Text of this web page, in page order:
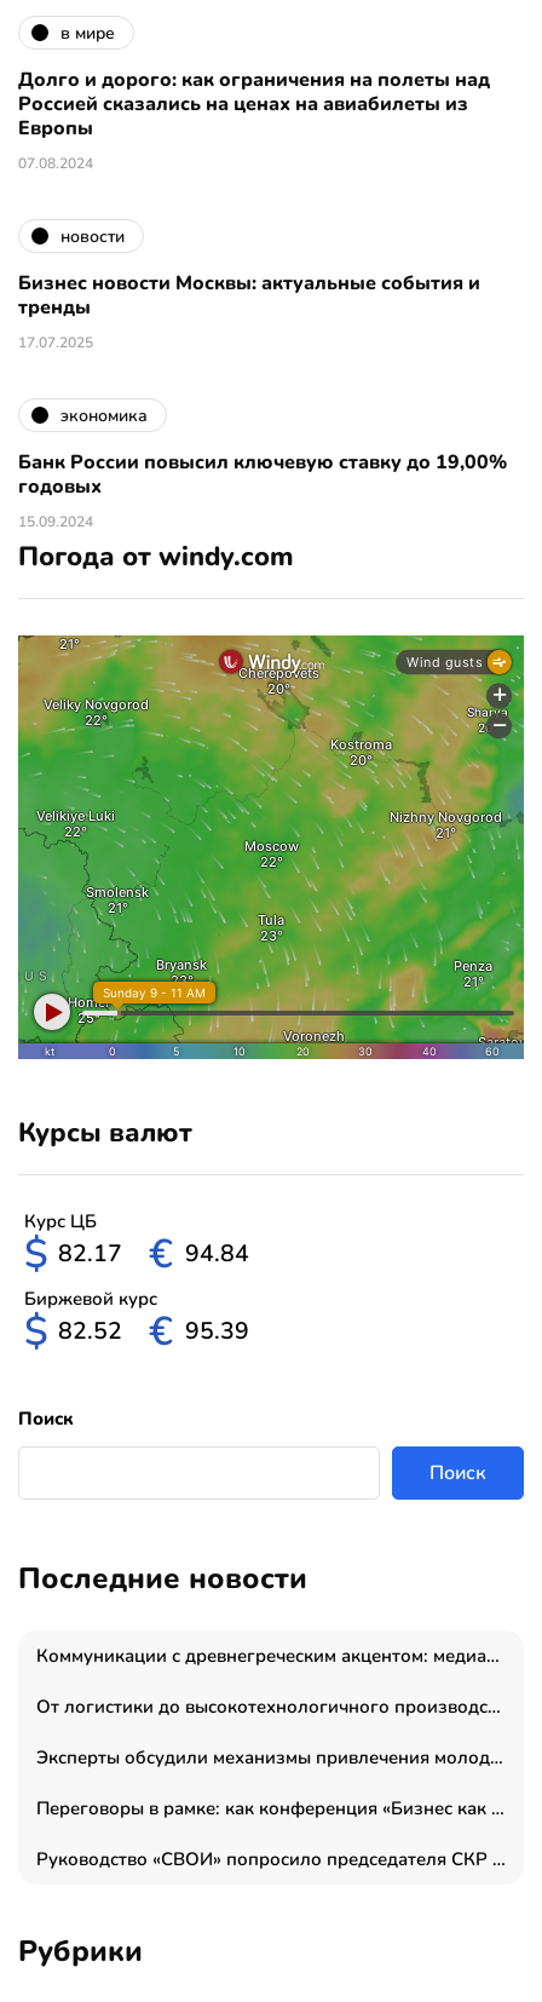
в мире
Долго и дорого: как ограничения на полеты над
Россией сказались на ценах на авиабилеты из
Европы
07.08.2024
новости
Бизнес новости Москвы: актуальные события и
тренды
17.07.2025
экономика
Банк России повысил ключевую ставку до 19,00%
годовых
15.09.2024
Погода от windy.com
Курсы валют
Курс ЦБ
$ 82.17 € 94.84
Биржевой курс
$ 82.52 € 95.39
Поиск
Поиск
Последние новости
Коммуникации с древнегреческим акцентом: медиаменеджер и журналист Владимир Дергачев запустил коммуникационное агентство «Сократ 2.0»
От логистики до высокотехнологичного производства: как основатель “гагаринга” выстраивает экосистему безопасности и гражданских БПЛА
Эксперты обсудили механизмы привлечения молодых специалистов в промышленные города
Переговоры в рамке: как конференция «Бизнес как искусство» переформатирует деловой этикет в стенах ТПП РФ
Руководство «СВОИ» попросило председателя СКР дать правовую оценку обысков в тыловом штабе
Рубрики